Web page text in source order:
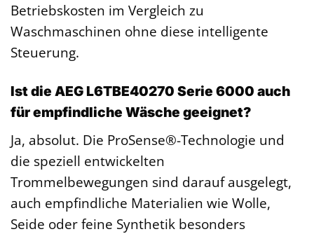
Betriebskosten im Vergleich zu
Waschmaschinen ohne diese intelligente
Steuerung.
Ist die AEG L6TBE40270 Serie 6000 auch
für empfindliche Wäsche geeignet?
Ja, absolut. Die ProSense®-Technologie und
die speziell entwickelten
Trommelbewegungen sind darauf ausgelegt,
auch empfindliche Materialien wie Wolle,
Seide oder feine Synthetik besonders